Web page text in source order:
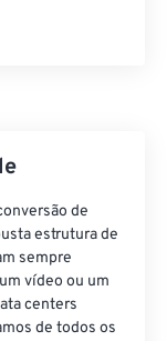
de
estrutura de
sempre
vídeo ou um
centers
de todos os